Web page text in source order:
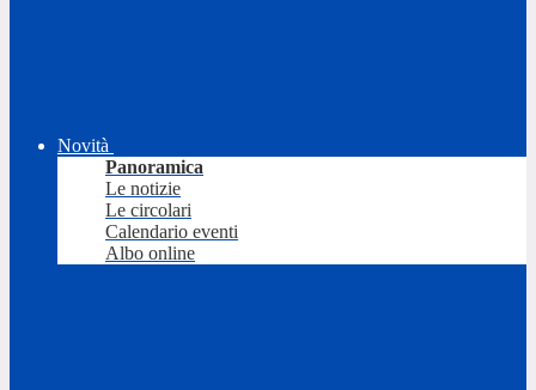
Novità
Panoramica
Le notizie
Le circolari
Calendario eventi
Albo online